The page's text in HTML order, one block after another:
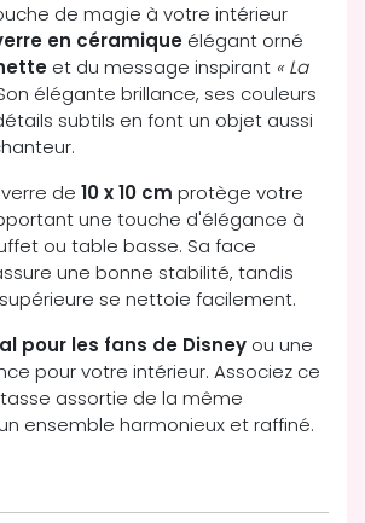
de magie à votre intérieur
en céramique élégant orné
et du message inspirant « La
élégante brillance, ses couleurs
subtils en font un objet aussi
de 10 x 10 cm protège votre
une touche d'élégance à
ou table basse. Sa face
une bonne stabilité, tandis
se nettoie facilement.
pour les fans de Disney ou une
pour votre intérieur. Associez ce
assortie de la même
ensemble harmonieux et raffiné.